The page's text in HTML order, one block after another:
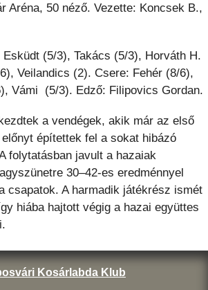
Aréna, 50 néző. Vezette: Koncsek B.,
(5/3), Takács (5/3), Horváth H.
Veilandics (2). Csere: Fehér (8/6),
Vámi (5/3). Edző: Filipovics Gordan.
a vendégek, akik már az első
építettek fel a sokat hibázó
folytatásban javult a hazaiak
30–42-es eredménnyel
csapatok. A harmadik játékrész ismét
hiába hajtott végig a hazai együttes
Kosárlabda Klub